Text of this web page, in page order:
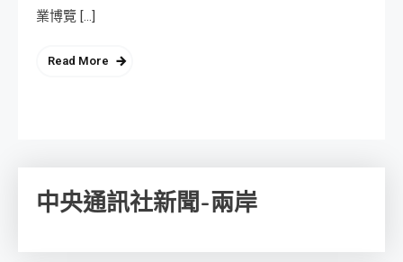
業博覽 […]
Read More
中央通訊社新聞-兩岸